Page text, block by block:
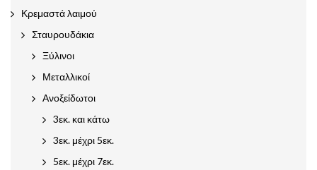
Κρεμαστά λαιμού
Σταυρουδάκια
Ξύλινοι
Μεταλλικοί
Ανοξείδωτοι
3εκ. και κάτω
3εκ. μέχρι 5εκ.
5εκ. μέχρι 7εκ.